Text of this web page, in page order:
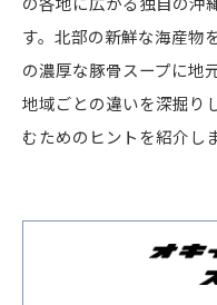
す。北部の新鮮な海産物
の濃厚な豚骨スープに地
地域ごとの違いを深掘り
むためのヒントを紹介しま